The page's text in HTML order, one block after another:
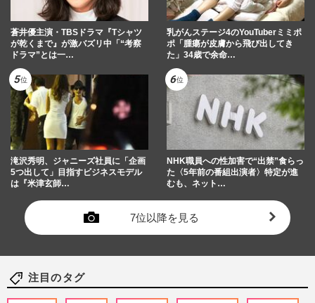
蒼井優主演・TBSドラマ『Tシャツ
が乾くまで』が激バズリ中「“考察
ドラマ”とは一…
乳がんステージ4のYouTuberミミポ
ポ「腫瘍が皮膚から飛び出してき
た」34歳で余命…
滝沢秀明、ジャニーズ社員に「企画
5つ出して」目指すビジネスモデル
は『米津玄師…
NHK職員への性加害で“出禁”食らっ
た〈5年前の番組出演者〉特定が進
むも、ネット…
7位以降を見る
注目のタグ